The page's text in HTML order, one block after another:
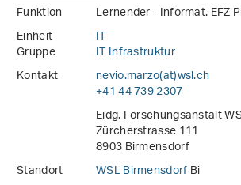
Funktion
Lernender - Informat. EFZ
Einheit
IT
Gruppe
IT Infrastruktur
Kontakt
nevio.marzo(at)wsl.ch
+41 44 739 2307
Eidg. Forschungsanstalt
Zürcherstrasse 111
8903 Birmensdorf
Standort
WSL BirmensdorfBi